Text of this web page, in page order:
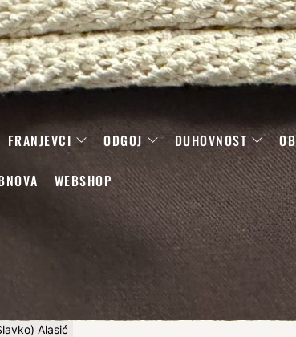
FRANJEVCI ODGOJ DUHOVNOST
WEBSHOP
Alasić